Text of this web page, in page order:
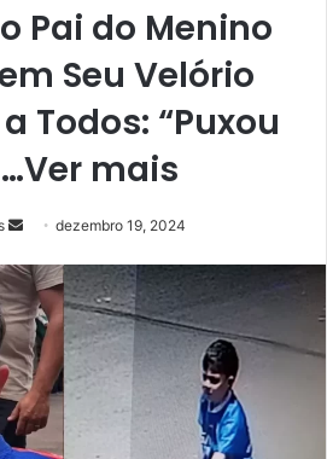
Pai do Menino
Seu Velório
Todos: “Puxou
mais
Mande
e-
mail
dezembro 19, 2024